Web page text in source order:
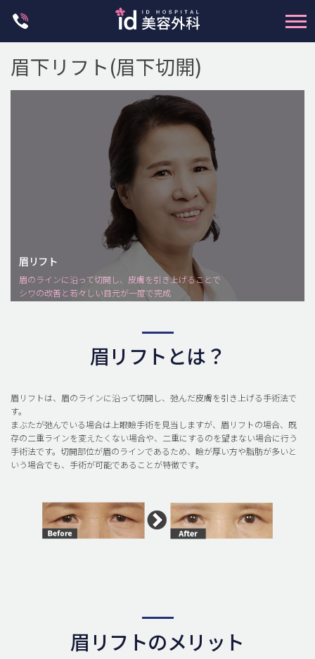
両顎手術
脂肪注入(アンチエイジング)
idニュース
眉下リフト(眉下切開)
眉リフト
眉のラインに沿って切開し、皮膚を引き上げることで
シワの改善と若々しい目元が一度で完成
眉リフトとは？
眉リフトは、眉のラインに沿って切開し、弛んだ皮膚を引き上げる手術法で
す。
まぶたが弛んでいる場合は上眼瞼手術を見当しますが、眉リフトの場合、既
存の二重ラインを変えたくない場合や、二重にするのを望まない場合に行う
手術法です。切開部位が眉のラインであるため、瞼が厚い方や脂肪が多いと
いう場合でも、手術が可能であることが特徴です。
眉リフトのメリット